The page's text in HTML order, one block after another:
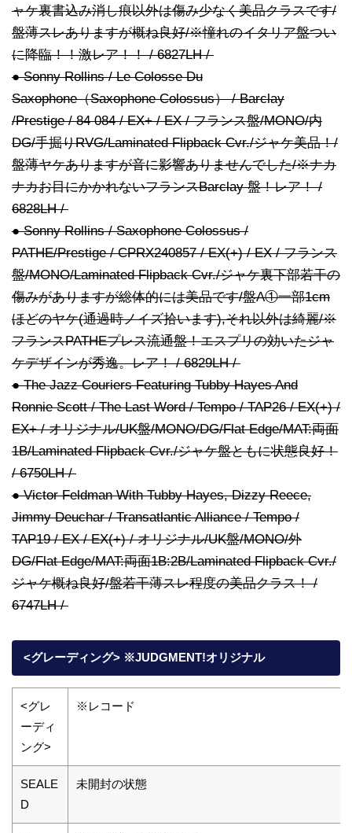
ャケ裏書込み消し痕以外は傷み少なく美品クラスです/
盤薄スレありますが概ね良好/※憧れのイタリア盤つい
に降臨！！激レア！！ / 6827LH /
● Sonny Rollins / Le Colosse Du
Saxophone（Saxophone Colossus） / Barclay
/Prestige / 84 084 / EX+ / EX / フランス盤/MONO/内
DG/手掘りRVG/Laminated Flipback Cvr./ジャケ美品！/
盤薄ヤケありますが音に影響ありませんでした/※ナカ
ナカお目にかかれないフランスBarclay 盤！レア！ /
6828LH /
● Sonny Rollins / Saxophone Colossus /
PATHE/Prestige / CPRX240857 / EX(+) / EX / フランス
盤/MONO/Laminated Flipback Cvr./ジャケ裏下部若干の
傷みがありますが総体的には美品です/盤A①一部1cm
ほどのヤケ(通過時ノイズ拾います),それ以外は綺麗/※
フランスPATHEプレス流通盤！エスプリの効いたジャ
ケデザインが秀逸。レア！ / 6829LH /
● The Jazz Couriers Featuring Tubby Hayes And
Ronnie Scott / The Last Word / Tempo / TAP26 / EX(+) /
EX+ / オリジナル/UK盤/MONO/DG/Flat Edge/MAT:両面
1B/Laminated Flipback Cvr./ジャケ盤ともに状態良好！
/ 6750LH /
● Victor Feldman With Tubby Hayes, Dizzy Reece,
Jimmy Deuchar / Transatlantic Alliance / Tempo /
TAP19 / EX / EX(+) / オリジナル/UK盤/MONO/外
DG/Flat Edge/MAT:両面1B:2B/Laminated Flipback Cvr./
ジャケ概ね良好/盤若干薄スレ程度の美品クラス！ /
6747LH /
<グレーディング> ※JUDGMENT!オリジナル
<グレ
ーディ
ング>
※レコード
SEALE
D
未開封の状態